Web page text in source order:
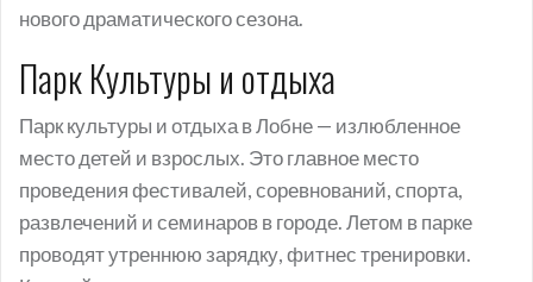
нового драматического сезона.
Парк Культуры и отдыха
Парк культуры и отдыха в Лобне — излюбленное
место детей и взрослых. Это главное место
проведения фестивалей, соревнований, спорта,
развлечений и семинаров в городе. Летом в парке
проводят утреннюю зарядку, фитнес тренировки.